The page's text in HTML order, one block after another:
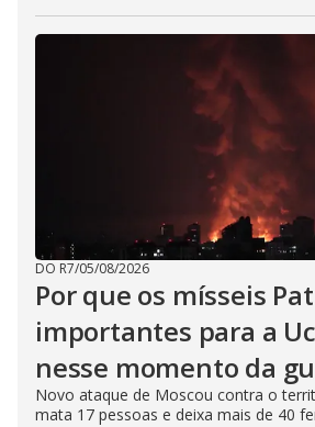
DO R7/05/08/2026
Por que os mísseis
importantes para a
nesse momento da
Novo ataque de Moscou contra o
mata 17 pessoas e deixa mais de 40